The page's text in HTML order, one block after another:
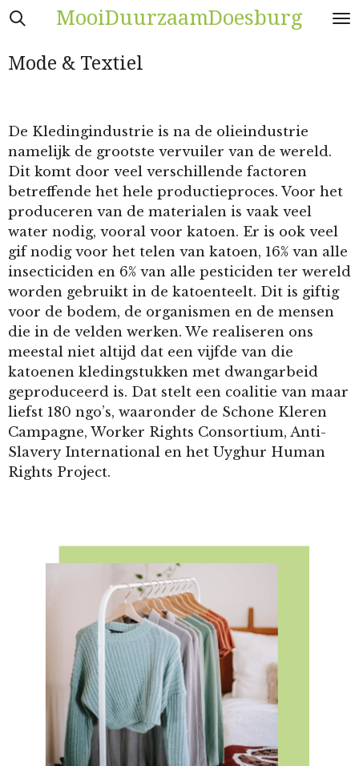
Ga
naar
MooiDuurzaamDoesburg
Mode & Textiel
De Kledingindustrie is na de olieindustrie
namelijk de grootste vervuiler van de wereld.
Dit komt door veel verschillende factoren
betreffende het hele productieproces. Voor het
produceren van de materialen is vaak veel
water nodig, vooral voor katoen. Er is ook veel
gif nodig voor het telen van katoen, 16% van alle
insecticiden en 6% van alle pesticiden ter wereld
worden gebruikt in de katoenteelt. Dit is giftig
voor de bodem, de organismen en de mensen
die in de velden werken. We realiseren ons
meestal niet altijd dat een vijfde van die
katoenen kledingstukken met dwangarbeid
geproduceerd is. Dat stelt een coalitie van maar
liefst 180 ngo’s, waaronder de Schone Kleren
Campagne, Worker Rights Consortium, Anti-
Slavery International en het Uyghur Human
Rights Project.